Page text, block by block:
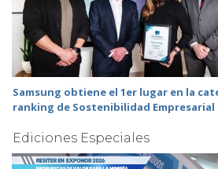
Samsung obtiene el 1er lugar en la
ranking de Sostenibilidad Empresarial
Ediciones Especiales